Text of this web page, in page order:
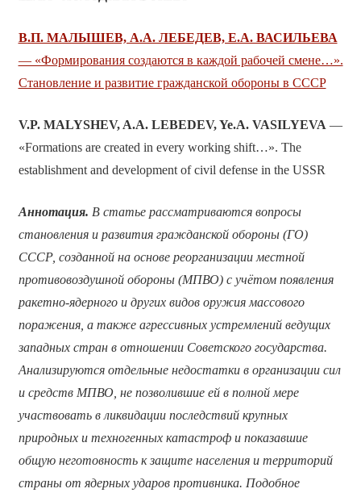
В.П. МАЛЫШЕВ, А.А. ЛЕБЕДЕВ, Е.А. ВАСИЛЬЕВА
— «Формирования создаются в каждой рабочей смене…».
Становление и развитие гражданской обороны в СССР
V.P. MALYSHEV, A.A. LEBEDEV,Ye.A. VASILYEVA —
«Formations are created in every working shift…». The
establishment and development of civil defense in the USSR
Аннотация. В статье рассматриваются вопросы
становления и развития гражданской обороны (ГО)
СССР, созданной на основе реорганизации местной
противовоздушной обороны (МПВО) с учётом появления
ракетно-ядерного и других видов оружия массового
поражения, а также агрессивных устремлений ведущих
западных стран в отношении Советского государства.
Анализируются отдельные недостатки в организации сил
и средств МПВО, не позволившие ей в полной мере
участвовать в ликвидации последствий крупных
природных и техногенных катастроф и показавшие
общую неготовность к защите населения и территорий
страны от ядерных ударов противника. Подобное